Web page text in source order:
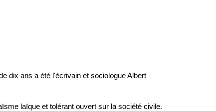
dix ans a été l'écrivain et sociologue Albert
laïque et tolérant ouvert sur la société civile.